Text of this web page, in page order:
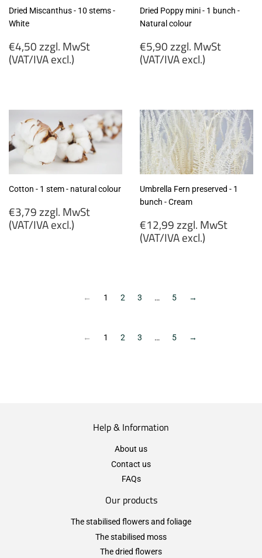
Dried Miscanthus - 10 stems -
White
Regular
price
€4,50 zzgl. MwSt
(VAT/IVA excl.)
MwSt
(VAT/IVA
excl.)
Dried Poppy mini - 1 bunch -
Natural colour
Regular
price
€5,90 zzgl. MwSt
(VAT/IVA excl.)
MwSt
(VAT/IVA
excl.)
Cotton - 1 stem - natural colour
Regular
price
€3,79 zzgl. MwSt
(VAT/IVA excl.)
Umbrella Fern preserved - 1
bunch - Cream
Regular
price
€12,99 zzgl. MwSt
(VAT/IVA excl.)
(VAT/IVA
← 1 2 3 … 5 →
← 1 2 3 … 5 →
Help & Information
About us
Contact us
FAQs
Our products
The stabilised flowers and foliage
The stabilised moss
The dried flowers